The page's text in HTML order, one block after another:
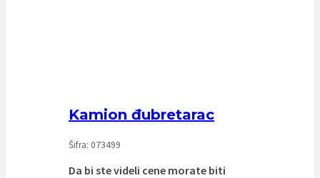
Kamion đubretarac
Šifra: 073499
Da bi ste videli cene morate biti